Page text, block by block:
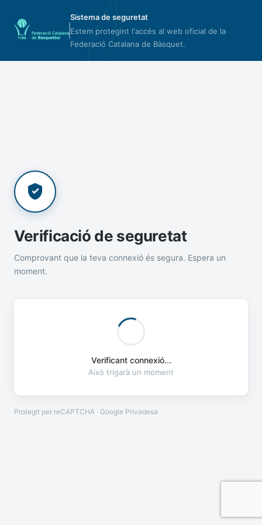
Sistema de seguretat
Estem protegint l'accés al web oficial de la
Federació Catalana de Bàsquet.
Verificació de seguretat
Comprovant que la teva connexió és segura. Espera un
moment.
Verificant connexió...
Això trigarà un moment
Protegit per reCAPTCHA · Google Privadesa